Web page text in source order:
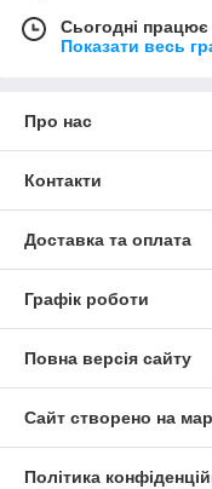
Сьогодні
Показати весь
Про нас
Контакти
Доставка та оплата
Графік роботи
Повна версія сайту
Сайт створено на
Політика